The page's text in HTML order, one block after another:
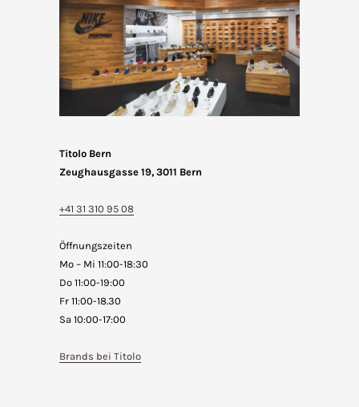
Titolo Bern
Zeughausgasse 19, 3011 Bern
+41 31 310 95 08
Öffnungszeiten
Mo – Mi 11:00-18:30
Do 11:00-19:00
Fr 11:00-18.30
Sa 10:00-17:00
Brands bei Titolo